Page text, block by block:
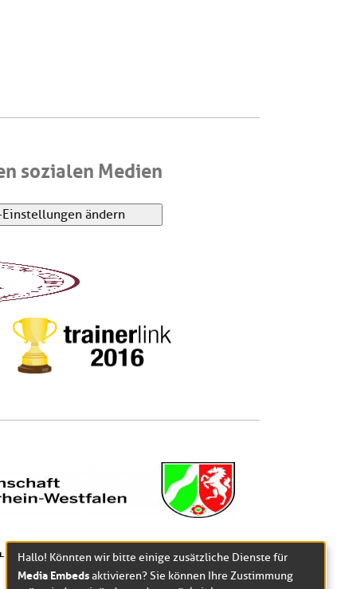
sozialen Medien
ändern
Hallo! Könnten wir bitte einige zusätzliche Dienste für
Media Embedsaktivieren? Sie können Ihre Zustimmung